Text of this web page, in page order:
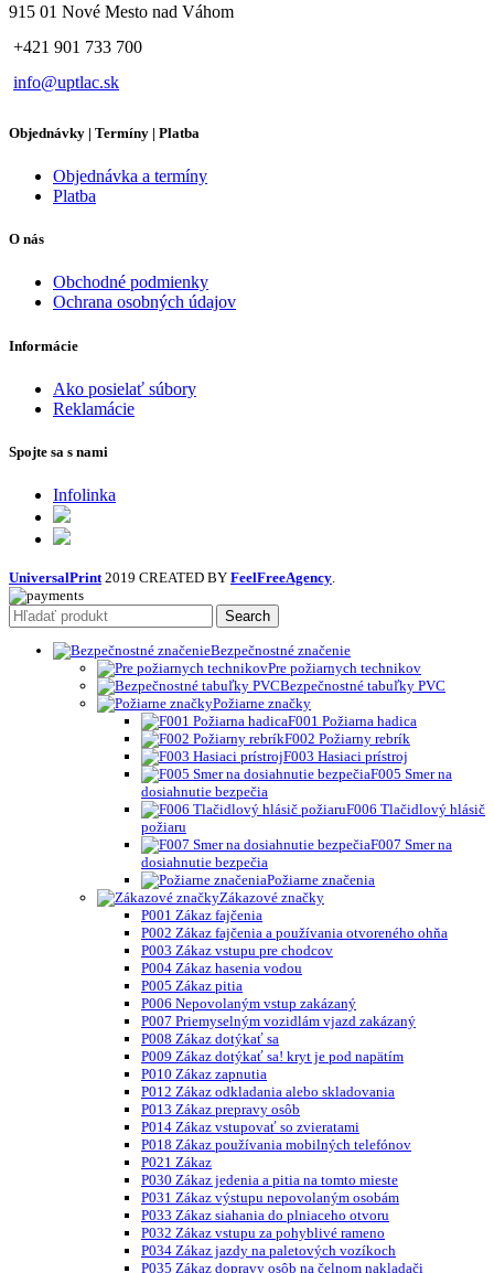
915 01 Nové Mesto nad Váhom
+421 901 733 700
info@uptlac.sk
Objednávky | Termíny | Platba
Objednávka a termíny
Platba
O nás
Obchodné podmienky
Ochrana osobných údajov
Informácie
Ako posielať súbory
Reklamácie
Spojte sa s nami
Infolinka
UniversalPrint 2019 CREATED BY FeelFreeAgency.
Search
Bezpečnostné značenie
Pre požiarnych technikov
Bezpečnostné tabuľky PVC
Požiarne značky
F001 Požiarna hadica
F002 Požiarny rebrík
F003 Hasiaci prístroj
F005 Smer na
dosiahnutie bezpečia
F006 Tlačidlový hlásič
požiaru
F007 Smer na
dosiahnutie bezpečia
Požiarne značenia
Zákazové značky
P001 Zákaz fajčenia
P002 Zákaz fajčenia a používania otvoreného ohňa
P003 Zákaz vstupu pre chodcov
P004 Zákaz hasenia vodou
P005 Zákaz pitia
P006 Nepovolaným vstup zakázaný
P007 Priemyselným vozidlám vjazd zakázaný
P008 Zákaz dotýkať sa
P009 Zákaz dotýkať sa! kryt je pod napätím
P010 Zákaz zapnutia
P012 Zákaz odkladania alebo skladovania
P013 Zákaz prepravy osôb
P014 Zákaz vstupovať so zvieratami
P018 Zákaz používania mobilných telefónov
P021 Zákaz
P030 Zákaz jedenia a pitia na tomto mieste
P031 Zákaz výstupu nepovolaným osobám
P033 Zákaz siahania do plniaceho otvoru
P032 Zákaz vstupu za pohyblivé rameno
P034 Zákaz jazdy na paletových vozíkoch
P035 Zákaz dopravy osôb na čelnom nakladači